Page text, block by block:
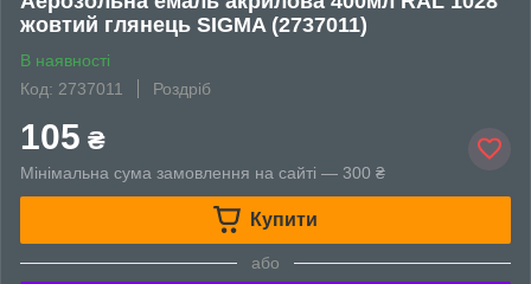
жовтий глянець SIGMA (2737011)
В наявності
Код: 2737011
Роздріб
105 ₴
Мінімальна сума замовлення на сайті — 300 ₴
Купити
або